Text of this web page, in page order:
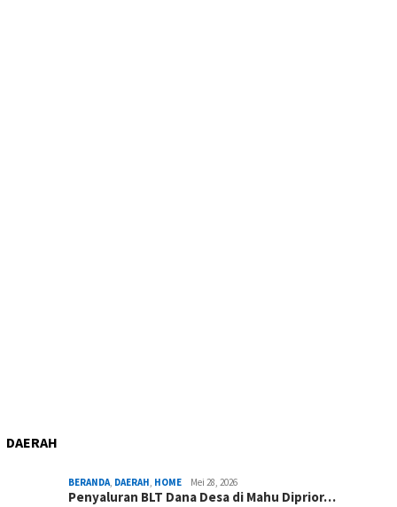
DAERAH
BERANDA, DAERAH, HOME Mei 28, 2026
Penyaluran BLT Dana Desa di Mahu Diprior…